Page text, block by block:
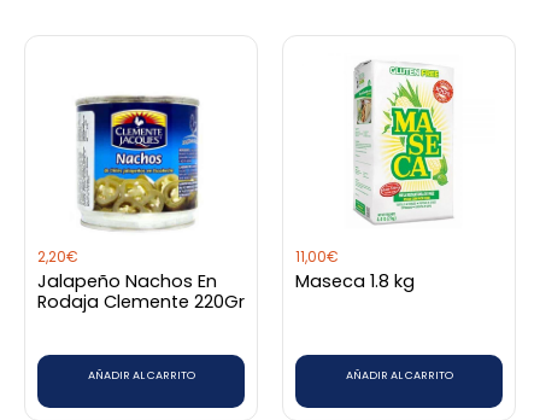
2,20€
Jalapeño Nachos En
Rodaja Clemente 220Gr
AÑADIR AL CARRITO
11,00€
Maseca 1.8 kg
AÑADIR AL CARRITO